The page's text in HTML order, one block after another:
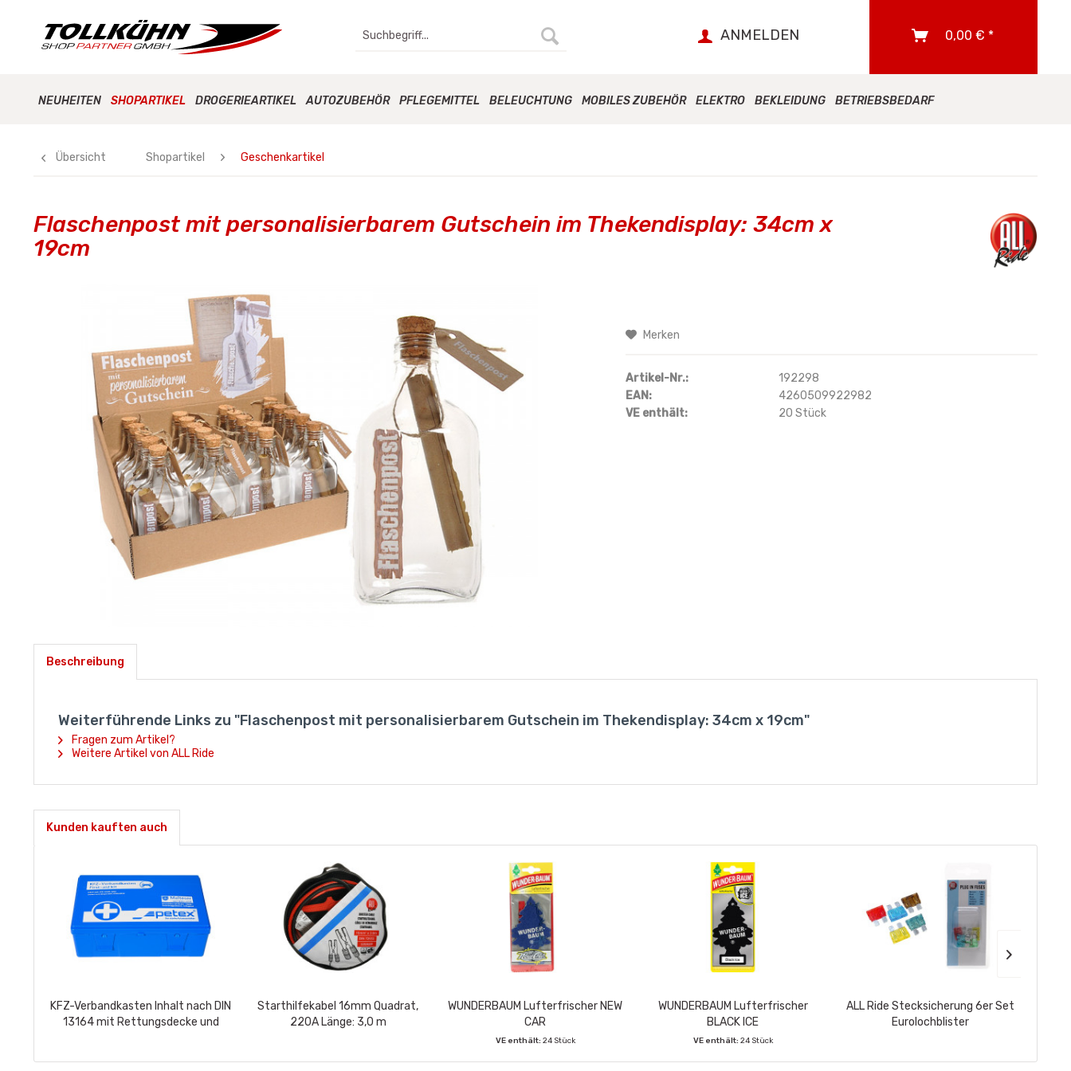
ANMELDEN 0,00 € *
NEUHEITEN SHOPARTIKEL DROGERIEARTIKEL AUTOZUBEHÖR PFLEGEMITTEL BELEUCHTUNG MOBILES ZUBEHÖR ELEKTRO BEKLEIDUNG BETRIEBSBEDARF
Übersicht Shopartikel Geschenkartikel
Flaschenpost mit personalisierbarem Gutschein im Thekendisplay: 34cm x
19cm
Merken
Artikel-Nr.:
192298
EAN:
4260509922982
VE enthält:
20 Stück
Beschreibung
Weiterführende Links zu "Flaschenpost mit personalisierbarem Gutschein im Thekendisplay: 34cm x 19cm"
Fragen zum Artikel?
Weitere Artikel von ALL Ride
Kunden kauften auch
KFZ-Verbandkasten Inhalt nach DIN
13164 mit Rettungsdecke und
Starthilfekabel 16mm Quadrat,
220A Länge: 3,0 m
WUNDERBAUM Lufterfrischer NEW
CAR
VE enthält: 24 Stück
WUNDERBAUM Lufterfrischer
BLACK ICE
VE enthält: 24 Stück
ALL Ride Stecksicherung 6er Set
Eurolochblister